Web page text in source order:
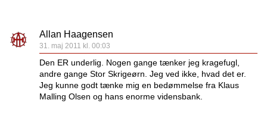
Allan Haagensen
31. maj 2011 kl. 00:03
Den ER underlig. Nogen gange tænker jeg kragefugl,
andre gange Stor Skrigeørn. Jeg ved ikke, hvad det er.
Jeg kunne godt tænke mig en bedømmelse fra Klaus
Malling Olsen og hans enorme vidensbank.